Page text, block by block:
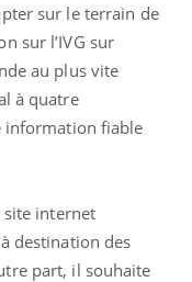
sur le terrain de
sur l’IVG sur
au plus vite
à quatre
information fiable
site internet
destination des
part, il souhaite